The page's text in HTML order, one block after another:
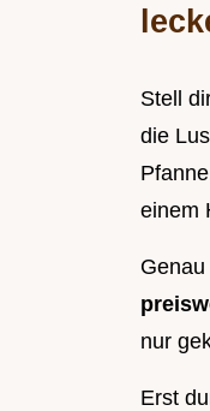
Stell
die
einem
nur
Erst